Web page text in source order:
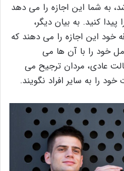
به شما این اجازه را می دهد
کنید. به بیان دیگر،
خود این اجازه را می دهند که
خود را با آن ها می
عادی، مردان ترجیح می
را به سایر افراد نگویند.